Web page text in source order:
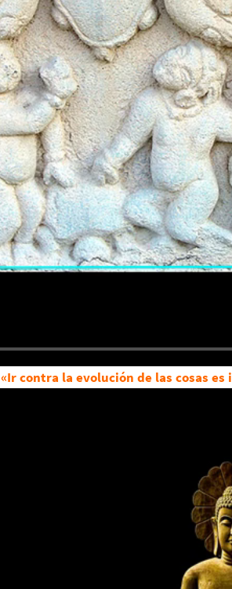
«Ir contra la evolución de las cosas